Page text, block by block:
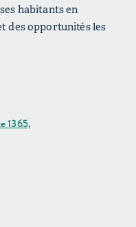
habitants en
des opportunités les
1365,